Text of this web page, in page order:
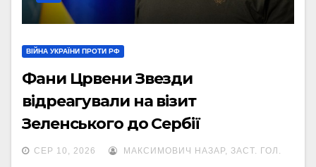
ВІЙНА УКРАЇНИ ПРОТИ РФ
Фани Црвени Звезди
відреагували на візит
Зеленського до Сербії
СЕР 10, 2026 МАКСИМОВИЧ НАЗАР, ЗАСТ. ГОЛ.